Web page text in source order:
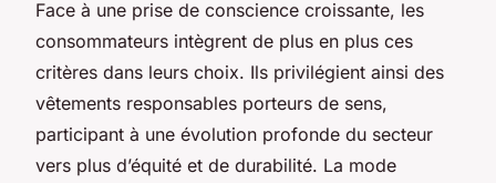
Face à une prise de conscience croissante, les
consommateurs intègrent de plus en plus ces
critères dans leurs choix. Ils privilégient ainsi des
vêtements responsables porteurs de sens,
participant à une évolution profonde du secteur
vers plus d’équité et de durabilité. La mode